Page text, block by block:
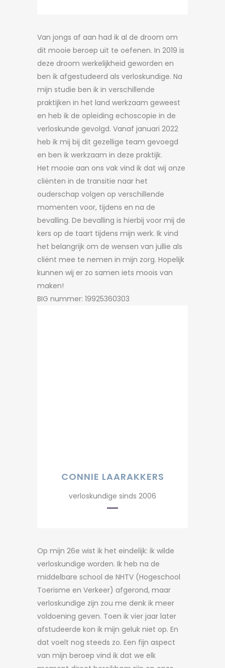
Van jongs af aan had ik al de droom om
dit mooie beroep uit te oefenen. In 2019 is
deze droom werkelijkheid geworden en
ben ik afgestudeerd als verloskundige. Na
mijn studie ben ik in verschillende
praktijken in het land werkzaam geweest
en heb ik de opleiding echoscopie in de
verloskunde gevolgd. Vanaf januari 2022
heb ik mij bij dit gezellige team gevoegd
en ben ik werkzaam in deze praktijk.
Het mooie aan ons vak vind ik dat wij onze
cliënten in de transitie naar het
ouderschap volgen op verschillende
momenten voor, tijdens en na de
bevalling. De bevalling is hierbij voor mij de
kers op de taart tijdens mijn werk. Ik vind
het belangrijk om de wensen van jullie als
cliënt mee te nemen in mijn zorg. Hopelijk
kunnen wij er zo samen iets moois van
maken!
BIG nummer: 19925360303
CONNIE LAARAKKERS
verloskundige sinds 2006
Op mijn 26e wist ik het eindelijk: ik wilde
verloskundige worden. Ik heb na de
middelbare school de NHTV (Hogeschool
Toerisme en Verkeer) afgerond, maar
verloskundige zijn zou me denk ik meer
voldoening geven. Toen ik vier jaar later
afstudeerde kon ik mijn geluk niet op. En
dat voelt nog steeds zo. Een fijn aspect
van mijn beroep vind ik dat we elk